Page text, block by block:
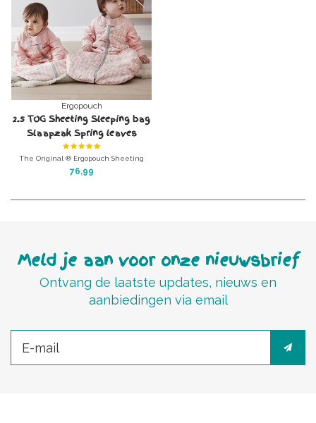
Ergopouch
2.5 TOG Sheeting Sleeping bag
Slaapzak Spring leaves
The Original ® Ergopouch Sheeting
Sleeping bag winter-Slaapzak Spring
TOG 2.5 voor de winter buiten
76,99
Meld je aan voor onze nieuwsbrief
Ontvang de laatste updates, nieuws en
aanbiedingen via email